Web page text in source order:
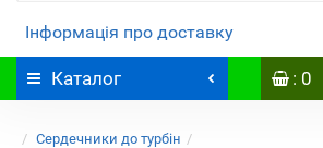
Інформація про доставку
Каталог : 0
Сердечники до турбін